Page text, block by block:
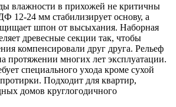
влажности в прихожей не критичны
12-24 мм стабилизирует основу, а
шпон от высыхания. Наборная
древесные секции так, чтобы
компенсировали друг друга. Рельеф
протяжении многих лет эксплуатации.
специального ухода кроме сухой
Подходит для квартир,
домов круглогодичного